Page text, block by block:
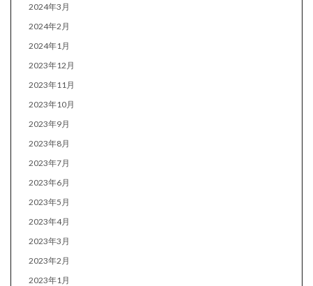
2024年3月
2024年2月
2024年1月
2023年12月
2023年11月
2023年10月
2023年9月
2023年8月
2023年7月
2023年6月
2023年5月
2023年4月
2023年3月
2023年2月
2023年1月